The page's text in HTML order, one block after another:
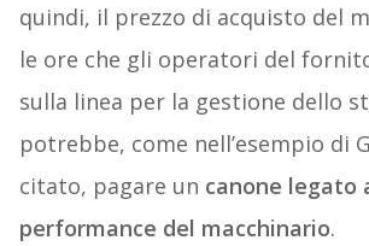
quindi, il prezzo di acquisto del
le ore che gli operatori del
sulla linea per la gestione dello
potrebbe, come nell’esempio di
citato, pagare un canone legato
performance del macchinario.